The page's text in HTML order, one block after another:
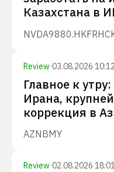
Казахстана в
NVDA9880.HKFRHC
Review·03.08.2026 10:12
Главное к
Ирана,
коррекция в
AZNBMY
Review·02.08.2026 18:01